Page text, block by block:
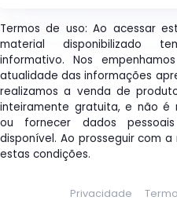
Termos de uso: Ao acessar
material disponibilizado
informativo. Nos
atualidade das informações
realizamos a venda de
inteiramente gratuita, e não é
ou fornecer dados
disponível. Ao prosseguir com
estas condições.
Privacidade